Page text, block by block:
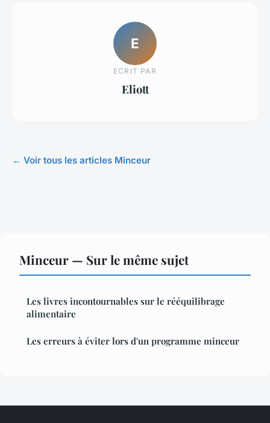
E
ECRIT PAR
Eliott
← Voir tous les articles Minceur
Minceur — Sur le même sujet
Les livres incontournables sur le rééquilibrage
alimentaire
Les erreurs à éviter lors d'un programme minceur